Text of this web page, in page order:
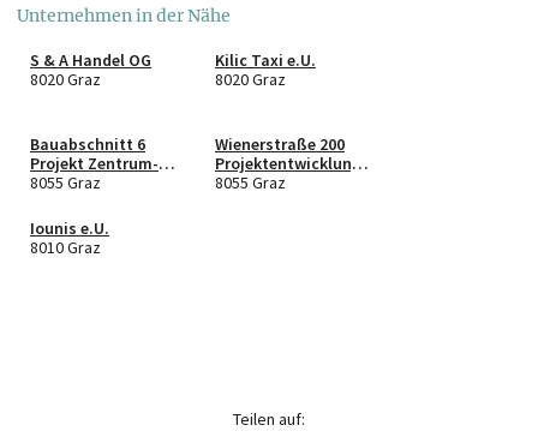
Unternehmen in der Nähe
S & A Handel OG
8020 Graz
Kilic Taxi e.U.
8020 Graz
Bauabschnitt 6
Projekt Zentrum-
Puntigam GmbH &
8055 Graz
Wienerstraße 200
Projektentwicklung
GmbH
8055 Graz
Iounis e.U.
8010 Graz
Teilen auf: